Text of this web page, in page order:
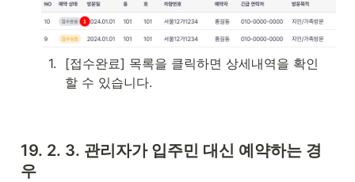
1.
[접수완료] 목록을 클릭하면 상세내역을 확인
할 수 있습니다.
19. 2. 3. 관리자가 입주민 대신 예약하는 경
우